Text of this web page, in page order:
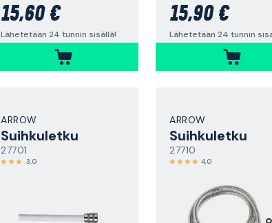
15,60 €
Lähetetään 24 tunnin sisällä!
15,90 €
Lähetetään 24 tunnin
ARROW
Suihkuletku
27701
3,0
ARROW
Suihkuletku
27710
4,0